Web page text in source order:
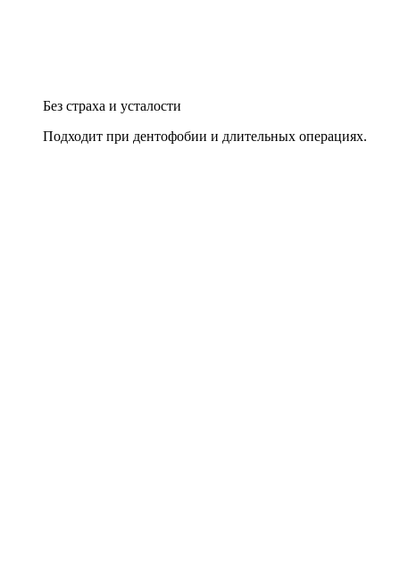
Без страха и усталости
Подходит при дентофобии и длительных операциях.